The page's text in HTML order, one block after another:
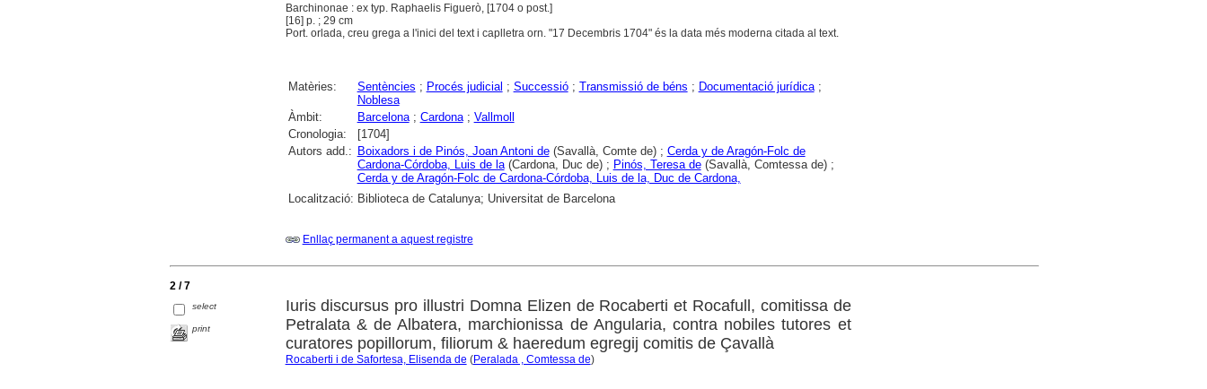
Barchinonae : ex typ. Raphaelis Figuerò, [1704 o post.]
[16] p. ; 29 cm
Port. orlada, creu grega a l'inici del text i caplletra orn. "17 Decembris 1704" és la data més moderna citada al text.
Matèries: Sentències ; Procés judicial ; Successió; Transmissió de béns ; Documentació jurídica;
Noblesa
Àmbit:
Barcelona; Cardona; Vallmoll
Cronologia:
[1704]
Autors add.: Boixadors i de Pinós, Joan Antoni de(Savallà, Comte de) ; Cerda y de Aragón-Folc de
Cardona-Córdoba, Luis de la(Cardona, Duc de) ; Pinós, Teresa de(Savallà, Comtessa de) ;
Cerda y de Aragón-Folc de Cardona-Córdoba, Luis de la, Duc de Cardona,
Localització: Biblioteca de Catalunya; Universitat de Barcelona
Enllaç permanent a aquest registre
2 / 7
select
print
Iuris discursus pro illustri Domna Elizen de Rocaberti et Rocafull, comitissa de
Petralata & de Albatera, marchionissa de Angularia, contra nobiles tutores et
curatores popillorum, filiorum & haeredum egregij comitis de Çavallà
Rocaberti i de Safortesa, Elisenda de (Peralada , Comtessa de)